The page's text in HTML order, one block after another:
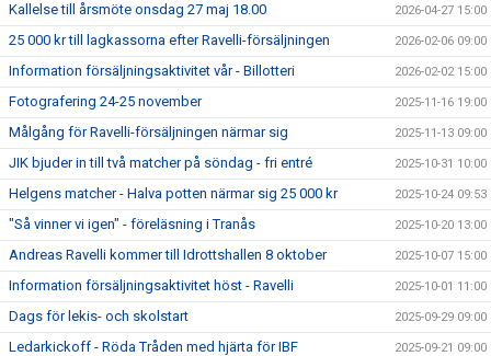
Kallelse till årsmöte onsdag 27 maj 18.00 2026-04-27 15:00
25 000 kr till lagkassorna efter Ravelli-försäljningen 2026-02-06 09:00
Information försäljningsaktivitet vår - Billotteri 2026-02-02 15:00
Fotografering 24-25 november 2025-11-16 19:00
Målgång för Ravelli-försäljningen närmar sig 2025-11-13 09:00
JIK bjuder in till två matcher på söndag - fri entré 2025-10-31 10:00
Helgens matcher - Halva potten närmar sig 25 000 kr 2025-10-24 09:53
"Så vinner vi igen" - föreläsning i Tranås 2025-10-20 13:00
Andreas Ravelli kommer till Idrottshallen 8 oktober 2025-10-07 15:00
Information försäljningsaktivitet höst - Ravelli 2025-10-01 11:00
Dags för lekis- och skolstart 2025-09-29 09:00
Ledarkickoff - Röda Tråden med hjärta för IBF 2025-09-21 09:00